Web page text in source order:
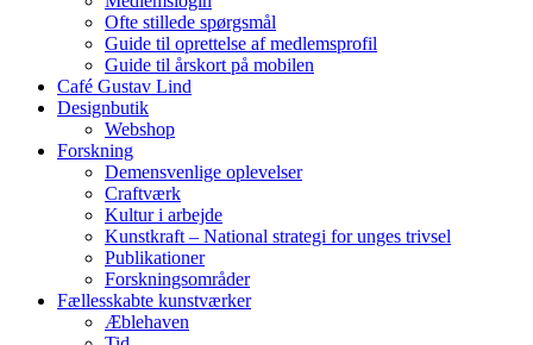
Ofte stillede spørgsmål
Guide til oprettelse af medlemsprofil
Guide til årskort på mobilen
Café Gustav Lind
Designbutik
Webshop
Forskning
Demensvenlige oplevelser
Craftværk
Kultur i arbejde
Kunstkraft – National strategi for unges trivsel
Publikationer
Forskningsområder
Fællesskabte kunstværker
Æblehaven